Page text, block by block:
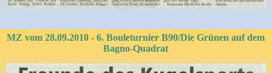
MZ vom 28.09.2010 - 6. Bouleturnier B90/Die Grünen auf dem
Bagno-Quadrat